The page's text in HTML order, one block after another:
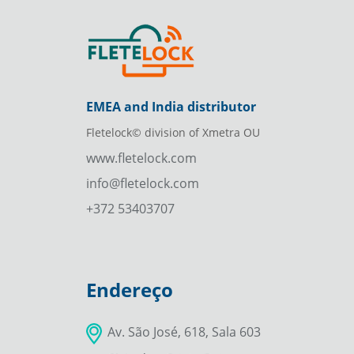
EMEA and India distributor
Fletelock© division of Xmetra OU
www.fletelock.com
info@fletelock.com
+372 53403707
Endereço
Av. São José, 618, Sala 603